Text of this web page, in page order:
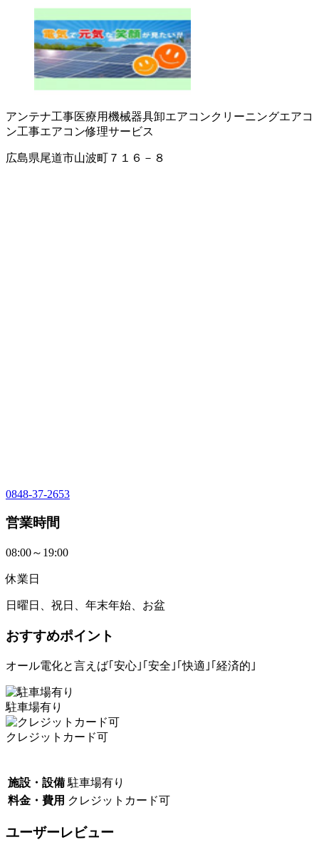
アンテナ工事医療用機械器具卸エアコンクリーニングエアコ
ン工事エアコン修理サービス
広島県尾道市山波町７１６－８
0848-37-2653
営業時間
08:00～19:00
休業日
日曜日、祝日、年末年始、お盆
おすすめポイント
オール電化と言えば｢安心｣｢安全｣｢快適｣｢経済的｣
駐車場有り
クレジットカード可
施設・設備 駐車場有り
料金・費用 クレジットカード可
ユーザーレビュー